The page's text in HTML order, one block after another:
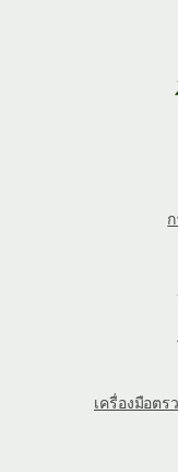
เครื่องมือต